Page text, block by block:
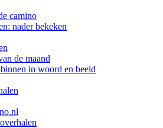
camino
nader bekeken
de maand
in woord en beeld